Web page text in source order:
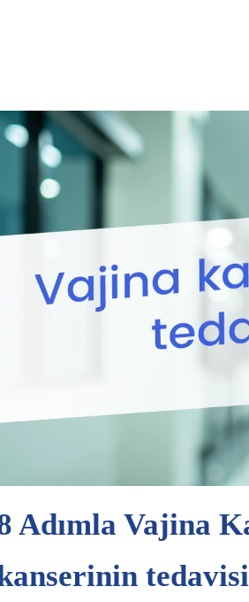
Adımla Vajina